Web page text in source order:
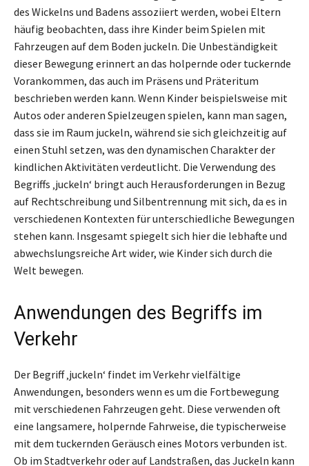
des Wickelns und Badens assoziiert werden, wobei Eltern
häufig beobachten, dass ihre Kinder beim Spielen mit
Fahrzeugen auf dem Boden juckeln. Die Unbeständigkeit
dieser Bewegung erinnert an das holpernde oder tuckernde
Vorankommen, das auch im Präsens und Präteritum
beschrieben werden kann. Wenn Kinder beispielsweise mit
Autos oder anderen Spielzeugen spielen, kann man sagen,
dass sie im Raum juckeln, während sie sich gleichzeitig auf
einen Stuhl setzen, was den dynamischen Charakter der
kindlichen Aktivitäten verdeutlicht. Die Verwendung des
Begriffs ‚juckeln‘ bringt auch Herausforderungen in Bezug
auf Rechtschreibung und Silbentrennung mit sich, da es in
verschiedenen Kontexten für unterschiedliche Bewegungen
stehen kann. Insgesamt spiegelt sich hier die lebhafte und
abwechslungsreiche Art wider, wie Kinder sich durch die
Welt bewegen.
Anwendungen des Begriffs im
Verkehr
Der Begriff ‚juckeln‘ findet im Verkehr vielfältige
Anwendungen, besonders wenn es um die Fortbewegung
mit verschiedenen Fahrzeugen geht. Diese verwenden oft
eine langsamere, holpernde Fahrweise, die typischerweise
mit dem tuckernden Geräusch eines Motors verbunden ist.
Ob im Stadtverkehr oder auf Landstraßen, das Juckeln kann